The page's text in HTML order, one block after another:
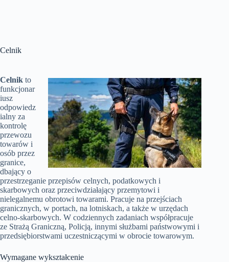
Celnik
Celnik to
funkcjonar
iusz
odpowiedz
ialny za
kontrolę
przewozu
towarów i
osób przez
granice,
dbający o
przestrzeganie przepisów celnych, podatkowych i
skarbowych oraz przeciwdziałający przemytowi i
nielegalnemu obrotowi towarami. Pracuje na przejściach
granicznych, w portach, na lotniskach, a także w urzędach
celno-skarbowych. W codziennych zadaniach współpracuje
ze Strażą Graniczną, Policją, innymi służbami państwowymi i
przedsiębiorstwami uczestniczącymi w obrocie towarowym.
Wymagane wykształcenie